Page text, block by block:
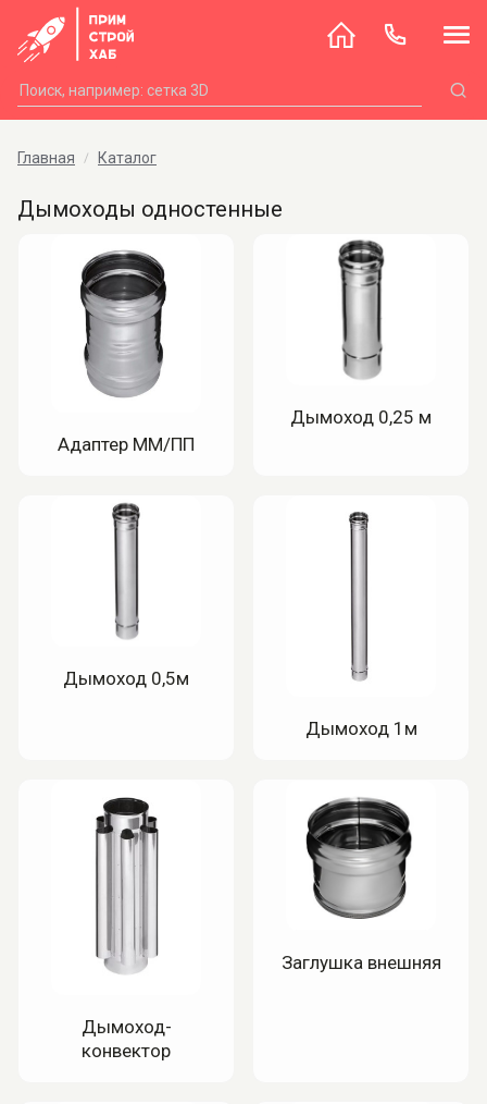
Главная Каталог
Дымоходы одностенные
Адаптер ММ/ПП
Дымоход 0,25 м
Дымоход 0,5м
Дымоход 1м
Дымоход-
конвектор
Заглушка внешняя